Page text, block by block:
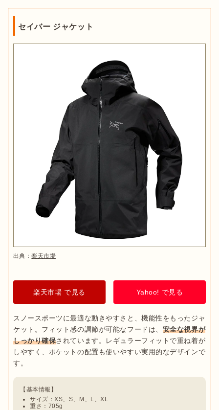
セイバー ジャケット
出典：楽天市場
楽天市場 で見る Yahoo! で見る
スノースポーツに最適な動きやすさと、機能性をもったジャ
ケット。フィット感の調節が可能なフードは、 安全な視界が
しっかり確保されています。レギュラーフィットで重ね着が
しやすく、ポケットの配置も使いやすい実用的なデザインで
サイズ：XS、S、M、L、XL
重さ：705g